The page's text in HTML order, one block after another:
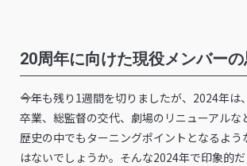
20周年に向けた現役メンバー
――今年も残り1週間を切りましたが、2024年
卒業、総監督の交代、劇場のリニューアルな
歴史の中でもターニングポイントとなるよう
はないでしょうか。そんな2024年で印象的